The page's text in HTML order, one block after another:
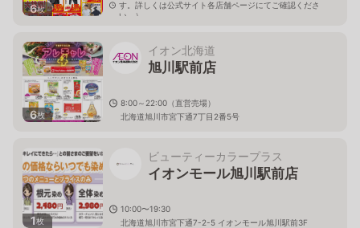
6枚
す。詳しくは公式サイト各店舗ページにてご確認くださ
い。）
6枚
イオン北海道
旭川駅前店
8:00～22:00（直営売場）
北海道旭川市宮下通7丁目2番5号
1枚
ビューティーカラープラス
イオンモール旭川駅前店
10:00〜19:30
北海道旭川市宮下通7-2-5 イオンモール旭川駅前3F